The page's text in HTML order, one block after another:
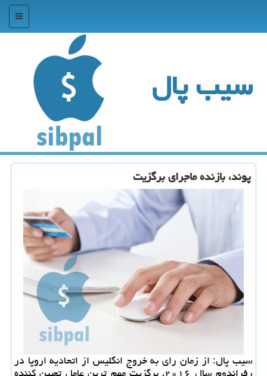
منو
سیب پال
پوند، بازنده ماجرای برگزیت
سیب پال: از زمان رای به خروج انگلیس از اتحادیه اروپا در